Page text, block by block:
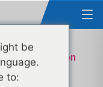
de l'éducation
et
4
be
to: